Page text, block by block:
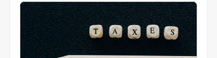
은 1세대 1주택 양도세 비과세 가능할 것으로 보여
집니다. 2. 만약, 이에 해당하지 않을 경우에도 a주택
은 1세대 1주택 양도세 비과세 가능할 것으로 보여
집니다. c는 실제 사무실로 임대중이고, 공실 1개호
실은 실제 용도가 불분명하기 때문에 공부상 용도